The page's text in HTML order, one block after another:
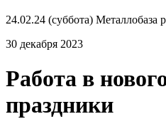
24.02.24 (суббота) Металлобаза
30 декабря 2023
Работа в
праздники